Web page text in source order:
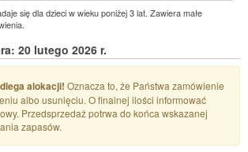
się dla dzieci w wieku poniżej 3 lat. Zawiera małe
20 lutego 2026 r.
alokacji! Oznacza to, że Państwa zamówienie
albo usunięciu. O finalnej ilości informować
Przedsprzedaż potrwa do końca wskazanej
zapasów.